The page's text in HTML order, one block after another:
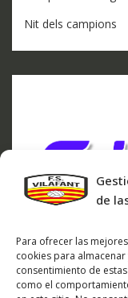
de
Para ofrecer las
cookies para
consentimiento de
como el
Nit dels campions